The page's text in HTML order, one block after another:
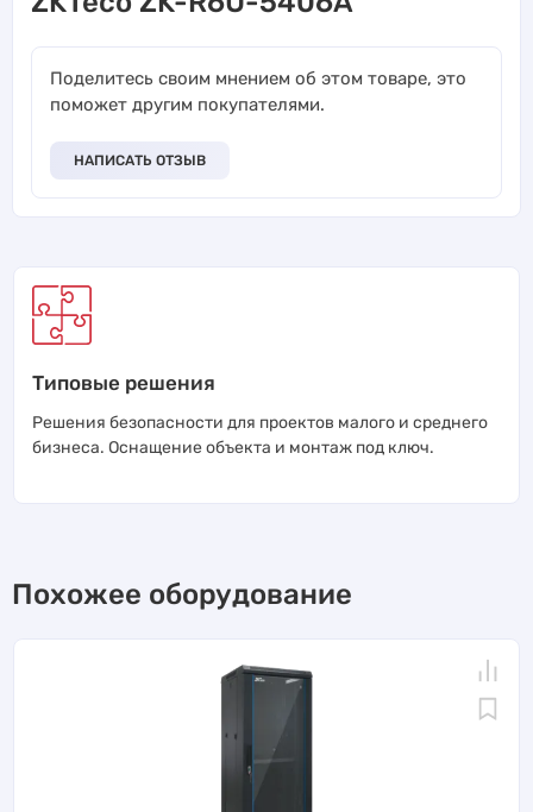
Поделитесь своим мнением об этом товаре, это
поможет другим покупателями.
НАПИСАТЬ ОТЗЫВ
Типовые решения
Решения безопасности для проектов малого и среднего
бизнеса. Оснащение объекта и монтаж под ключ.
Похожее оборудование